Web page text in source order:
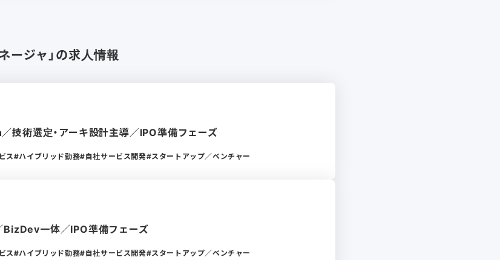
ージャ」の求人情報
技術選定・アーキ設計主導／IPO準備フェーズ
ス ハイブリッド勤務 自社サービス開発 スタートアップ／ベンチャー
BizDev一体／IPO準備フェーズ
ス ハイブリッド勤務 自社サービス開発 スタートアップ／ベンチャー